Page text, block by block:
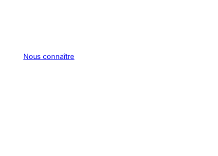
Nous connaître